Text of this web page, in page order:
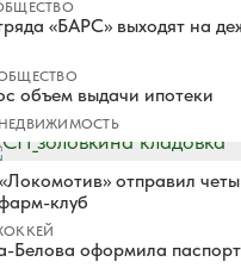
«БАРС» выходят на
объем выдачи ипотеки
НЕДВИЖИМОСТЬ
отправил
клуб
Белова оформила паспорт